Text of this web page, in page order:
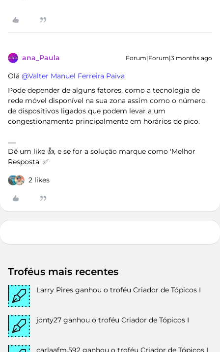
ana_Paula Forum|Forum|3 months ago
Olá ​ @Valter Manuel Ferreira Paiva
Pode depender de alguns fatores, como a tecnologia de
rede móvel disponível na sua zona assim como o número
de dispositivos ligados que podem levar a um
congestionamento principalmente em horários de pico.
Dê um like 👍, e se for a solução marque como 'Melhor
Resposta' ✅
2 likes
Troféus mais recentes
Larry Pires ganhou o troféu Criador de Tópicos I
jonty27 ganhou o troféu Criador de Tópicos I
carlaafm.592 ganhou o troféu Criador de Tópicos I